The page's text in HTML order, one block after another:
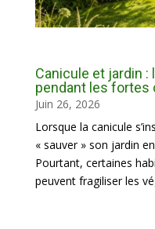
Canicule et jardin
pendant les fortes
Juin 26, 2026
Lorsque la canicule
« sauver » son jardin
Pourtant, certaines
peuvent fragiliser les